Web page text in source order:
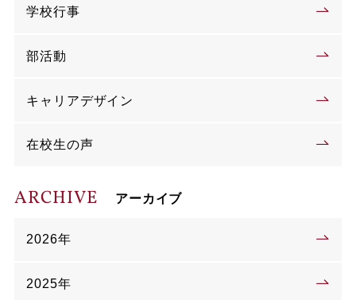
学校行事
部活動
キャリアデザイン
在校生の声
ARCHIVE アーカイブ
2026年
2025年